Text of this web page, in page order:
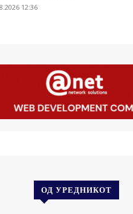
12:36
ОД УРЕДНИКОТ